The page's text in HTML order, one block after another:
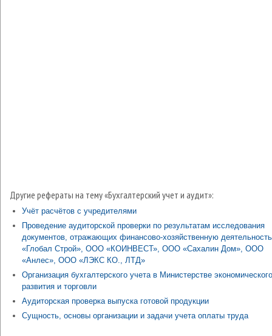
Другие рефераты на тему «Бухгалтерский учет и аудит»:
Учёт расчётов с учредителями
Проведение аудиторской проверки по результатам исследования
документов, отражающих финансово-хозяйственную
«Глобал Строй», ООО «КОИНВЕСТ», ООО «Сахалин Дом», ООО
«Анлес», ООО «ЛЭКС КО., ЛТД»
Организация бухгалтерского учета в Министерстве экономического
развития и торговли
Аудиторская проверка выпуска готовой продукции
Сущность, основы организации и задачи учета оплаты труда